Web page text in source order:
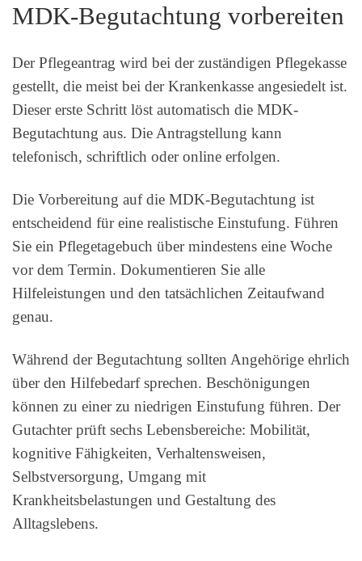
MDK-Begutachtung vorbereiten
Der Pflegeantrag wird bei der zuständigen Pflegekasse
gestellt, die meist bei der Krankenkasse angesiedelt ist.
Dieser erste Schritt löst automatisch die MDK-
Begutachtung aus. Die Antragstellung kann
telefonisch, schriftlich oder online erfolgen.
Die Vorbereitung auf die MDK-Begutachtung ist
entscheidend für eine realistische Einstufung. Führen
Sie ein Pflegetagebuch über mindestens eine Woche
vor dem Termin. Dokumentieren Sie alle
Hilfeleistungen und den tatsächlichen Zeitaufwand
genau.
Während der Begutachtung sollten Angehörige ehrlich
über den Hilfebedarf sprechen. Beschönigungen
können zu einer zu niedrigen Einstufung führen. Der
Gutachter prüft sechs Lebensbereiche: Mobilität,
kognitive Fähigkeiten, Verhaltensweisen,
Selbstversorgung, Umgang mit
Krankheitsbelastungen und Gestaltung des
Alltagslebens.